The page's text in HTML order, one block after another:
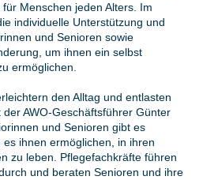
Menschen jeden Alters. Im
individuelle Unterstützung und
und Senioren sowie
um ihnen ein selbst
ermöglichen.
den Alltag und entlasten
der AWO-Geschäftsführer Günter
und Senioren gibt es
ihnen ermöglichen, in ihren
zu leben. Pflegefachkräfte führen
und beraten Senioren und ihre